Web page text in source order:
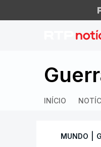
INÍCIO
MUNDO